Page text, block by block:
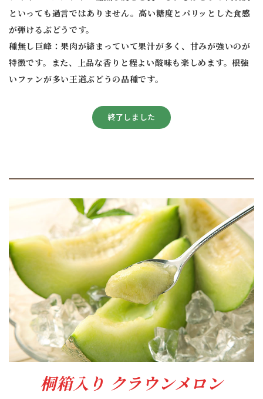
といっても過言ではありません。高い糖度とパリッとした食感
が弾けるぶどうです。
種無し巨峰：果肉が締まっていて果汁が多く、甘みが強いのが
特徴です。また、上品な香りと程よい酸味も楽しめます。根強
いファンが多い王道ぶどうの品種です。
終了しました
桐箱入り クラウンメロン